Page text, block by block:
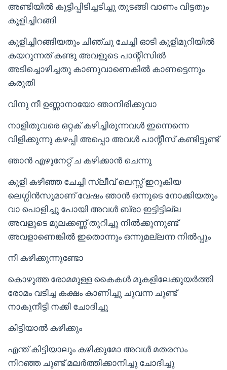
അണ്ടിയിൽ കൂട്ടിപ്പിടിച്ചടിച്ചു തുടങ്ങി വാണം വിട്ടതും
കുളിച്ചിറങ്ങി
കുളിച്ചിറങ്ങിയതും ചിഞ്ചു ചേച്ചി ഓടി കുളിമുറിയിൽ
കയറുന്നത് കണ്ടു അവളുടെ പാന്റീസിൽ
അടിച്ചൊഴിച്ചതു കാണുവാണെകിൽ കാണട്ടെന്നും
കരുതി
വിനു നീ ഉണ്ണാനായോ ഞാനിരിക്കുവാ
നാളിതുവരെ ഒറ്റക് കഴിച്ചിരുന്നവൾ ഇന്നെന്നെ
വിളിക്കുന്നു കഴപ്പി അപ്പൊ അവൾ പാന്റീസ് കണ്ടിട്ടുണ്ട്
ഞാൻ എഴുനേറ്റ് ച കഴിക്കാൻ ചെന്നു
കുളി കഴിഞ്ഞ ചേച്ചി സ്ലീവ് ലെസ്സ് ഇറുകിയ
ലെഗ്ഗിൻസുമാണ് വേഷം ഞാൻ ഒന്നുടെ നോക്കിയതും
വാ പൊളിച്ചു പോയി അവൾ ബ്രാ ഇട്ടിട്ടില്ല
അവളുടെ മുലക്കണ്ണ് തുറിച്ചു നിൽക്കുന്നുണ്ട്
അവളാണെങ്കിൽ ഇതൊന്നും ഒന്നുമല്ലന്ന നിൽപ്പും
നീ കഴിക്കുന്നുണ്ടോ
കൊഴുത്ത രോമമുള്ള കൈകൾ മുകളിലേക്കുയർത്തി
രോമം വടിച്ച കക്ഷം കാണിച്ചു ചുവന്ന ചുണ്ട്
നാകുനീട്ടി നക്കി ചോദിച്ചു
കിട്ടിയാൽ കഴിക്കും
എന്ത് കിട്ടിയാലും കഴിക്കുമോ അവൾ മതരസം
നിറഞ്ഞ ചുണ്ട് മലർത്തിക്കാനിച്ചു ചോദിച്ചു